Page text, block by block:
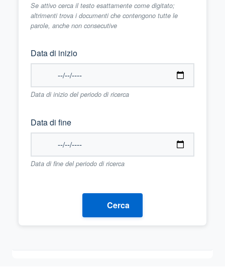
Se attivo cerca il testo esattamente come digitato;
altrimenti trova i documenti che contengono tutte le
parole, anche non consecutive
Data di inizio
Data di inizio del periodo di ricerca
Data di fine
Data di fine del periodo di ricerca
Cerca